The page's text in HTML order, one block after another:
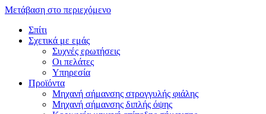
Μετάβαση στο περιεχόμενο
Σπίτι
Σχετικά με εμάς
Συχνές ερωτήσεις
Οι πελάτες
Υπηρεσία
Προϊόντα
Μηχανή σήμανσης στρογγυλής φιάλης
Μηχανή σήμανσης διπλής όψης